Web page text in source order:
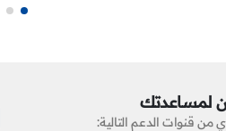
لمساعدتك
قنوات الدعم التالية: